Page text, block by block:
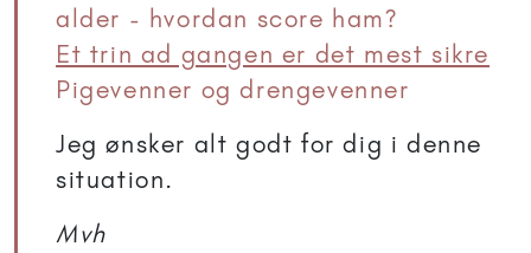
alder - hvordan score ham?
Et trin ad gangen er det mest sikre
Pigevenner og drengevenner
Jeg ønsker alt godt for dig i denne
situation.
Mvh